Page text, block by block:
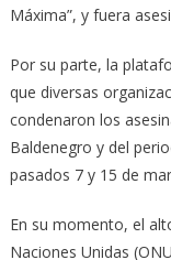
Máxima”, y fuera
Por su parte, la
que diversas
condenaron los
Baldenegro y del
pasados 7 y 15 de
En su momento, el
Naciones Unidas